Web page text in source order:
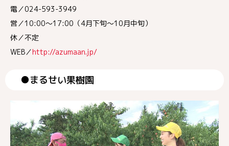
電／024-593-3949
営／10:00～17:00（4月下旬～10月中旬）
休／不定
WEB／http://azumaan.jp/
●まるせい果樹園